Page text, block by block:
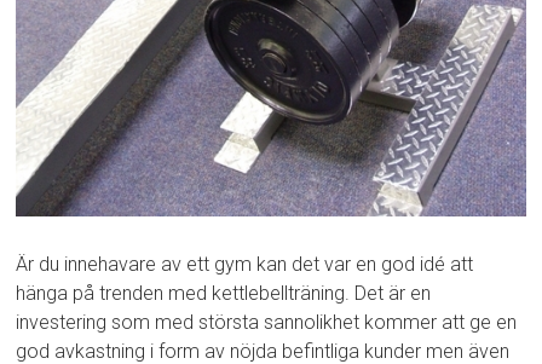
Är du innehavare av ett gym kan det var en god idé att
hänga på trenden med kettlebellträning. Det är en
investering som med största sannolikhet kommer att ge en
god avkastning i form av nöjda befintliga kunder men även